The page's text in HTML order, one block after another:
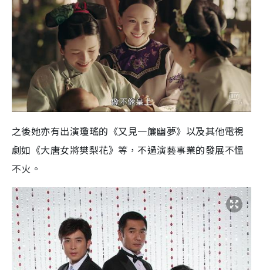
之後她亦有出演瓊瑤的《又見一簾幽夢》以及其他電視
劇如《大唐女將樊梨花》等，不過演藝事業的發展不慍
不火。